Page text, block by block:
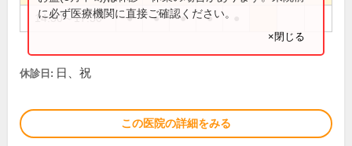
14:30～17:30 ● ● ● ●
に必ず医療機関に直接ご確認ください。
×閉じる
休診日: 日、祝
この医院の詳細をみる